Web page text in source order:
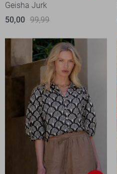
Geisha Jurk
50,00 99,99